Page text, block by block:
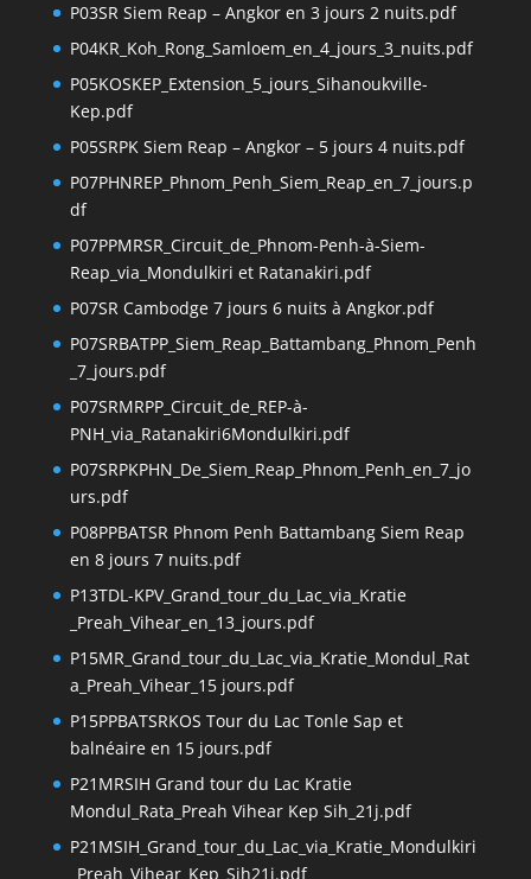
P03SR Siem Reap – Angkor en 3 jours 2 nuits.pdf
P04KR_Koh_Rong_Samloem_en_4_jours_3_nuits.pdf
P05KOSKEP_Extension_5_jours_Sihanoukville-
Kep.pdf
P05SRPK Siem Reap – Angkor – 5 jours 4 nuits.pdf
P07PHNREP_Phnom_Penh_Siem_Reap_en_7_jours.p
df
P07PPMRSR_Circuit_de_Phnom-Penh-à-Siem-
Reap_via_Mondulkiri et Ratanakiri.pdf
P07SR Cambodge 7 jours 6 nuits à Angkor.pdf
P07SRBATPP_Siem_Reap_Battambang_Phnom_Penh
_7_jours.pdf
P07SRMRPP_Circuit_de_REP-à-
PNH_via_Ratanakiri6Mondulkiri.pdf
P07SRPKPHN_De_Siem_Reap_Phnom_Penh_en_7_jo
urs.pdf
P08PPBATSR Phnom Penh Battambang Siem Reap
en 8 jours 7 nuits.pdf
P13TDL-KPV_Grand_tour_du_Lac_via_Kratie
_Preah_Vihear_en_13_jours.pdf
P15MR_Grand_tour_du_Lac_via_Kratie_Mondul_Rat
a_Preah_Vihear_15 jours.pdf
P15PPBATSRKOS Tour du Lac Tonle Sap et
balnéaire en 15 jours.pdf
P21MRSIH Grand tour du Lac Kratie
Mondul_Rata_Preah Vihear Kep Sih_21j.pdf
P21MSIH_Grand_tour_du_Lac_via_Kratie_Mondulkiri
_Preah_Vihear_Kep_Sih21j.pdf